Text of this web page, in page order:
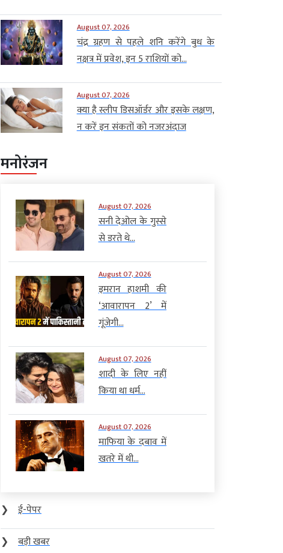
August 07, 2026
चंद्र ग्रहण से पहले शनि करेंगे बुध के
नक्षत्र में प्रवेश, इन 5 राशियों को...
August 07, 2026
क्या है स्लीप डिसऑर्डर और इसके लक्षण,
न करें इन संकतों को नजरअंदाज
मनोरंजन
August 07, 2026
सनी देओल के गुस्से
से डरते थे...
August 07, 2026
इमरान हाशमी की
‘आवारापन 2’ में
गूंजेगी...
August 07, 2026
शादी के लिए नहीं
किया था धर्म...
August 07, 2026
माफिया के दबाव में
खतरे में थी...
❯
ई-पेपर
❯
बड़ी खबर